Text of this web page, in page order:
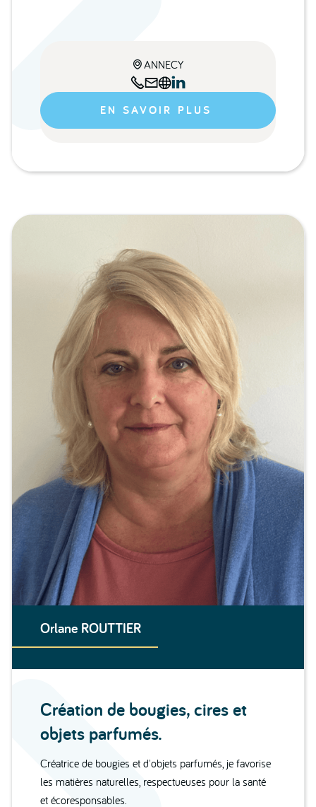
ANNECY

EN SAVOIR PLUS
Orlane ROUTTIER
Création de bougies, cires et
objets parfumés.
Créatrice de bougies et d'objets parfumés, je favorise
les matières naturelles, respectueuses pour la santé
et écoresponsables.